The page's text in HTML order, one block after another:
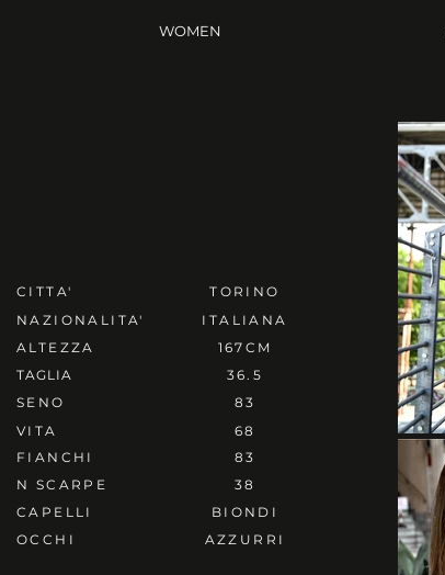
WOMEN
ITALIANA
167CM
36.5
83
68
83
38
BIONDI
AZZURRI
TORINO
NAZIONALITA'
ALTEZZA
TAGLIA
SENO
VITA
FIANCHI
N SCARPE
CAPELLI
OCCHI
CITTA'